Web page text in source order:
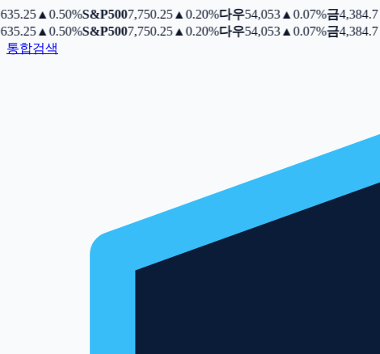
▲0.50%S&P5007,750.25▲0.20%다우54,053▲0.07%금4,384.7▲
▲0.50%S&P5007,750.25▲0.20%다우54,053▲0.07%금4,384.7▲
통합검색